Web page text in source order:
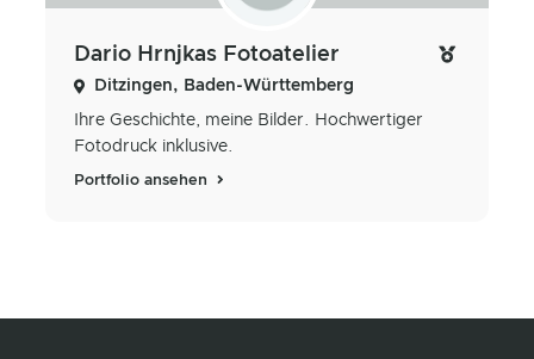
Dario Hrnjkas Fotoatelier
Ditzingen, Baden-Württemberg
Ihre Geschichte, meine Bilder. Hochwertiger
Fotodruck inklusive.
Portfolio ansehen